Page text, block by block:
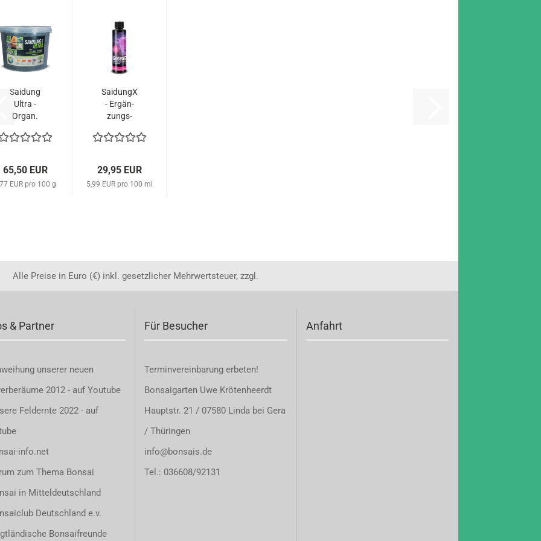
Sai­dung
Ultra -
Organ.
8,5kg
65,50 EUR
EUR pro 100 g
Sai­dun­gX
- Er­gän­
zungs­
500ml
29,95 EUR
5,99 EUR pro 100 ml
Alle Preise in Euro (€) inkl. gesetzlicher Mehrwertsteuer, zzgl.
& Partner
unserer neuen
2012 - auf Youtube
Feldernte 2022 - auf
info.net
zum Thema Bonsai
in Mitteldeutschland
Deutschland e.v.
Bonsaifreunde
Für Besucher
Terminvereinbarung erbeten!
Bonsaigarten Uwe Krötenheerdt
Hauptstr. 21 / 07580 Linda bei Gera
/ Thüringen
info@bonsais.de
Tel.: 036608/92131
Anfahrt